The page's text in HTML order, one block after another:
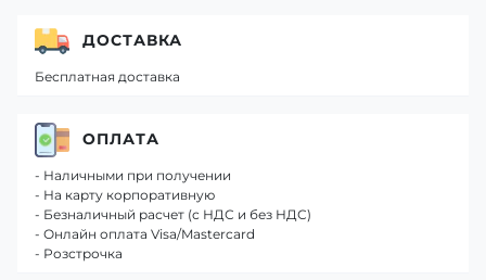
ДОСТАВКА
Бесплатная доставка
ОПЛАТА
- Наличными при получении
- На карту корпоративную
- Безналичный расчет (с НДС и без НДС)
- Онлайн оплата Visa/Mastercard
- Розстрочка